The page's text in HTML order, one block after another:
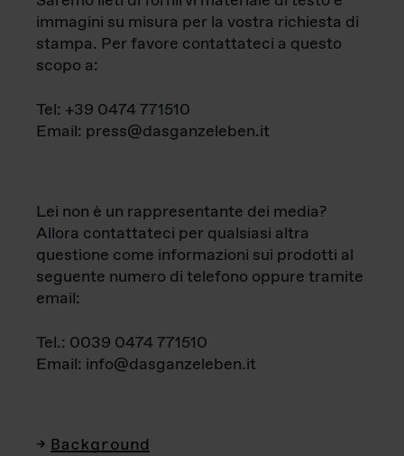
immagini su misura per la vostra richiesta di
stampa. Per favore contattateci a questo
scopo a:
Tel: +39 0474 771510
Email: press@dasganzeleben.it
Lei non è un rappresentante dei media?
Allora contattateci per qualsiasi altra
questione come informazioni sui prodotti al
seguente numero di telefono oppure tramite
email:
Tel.: 0039 0474 771510
Email: info@dasganzeleben.it
Background